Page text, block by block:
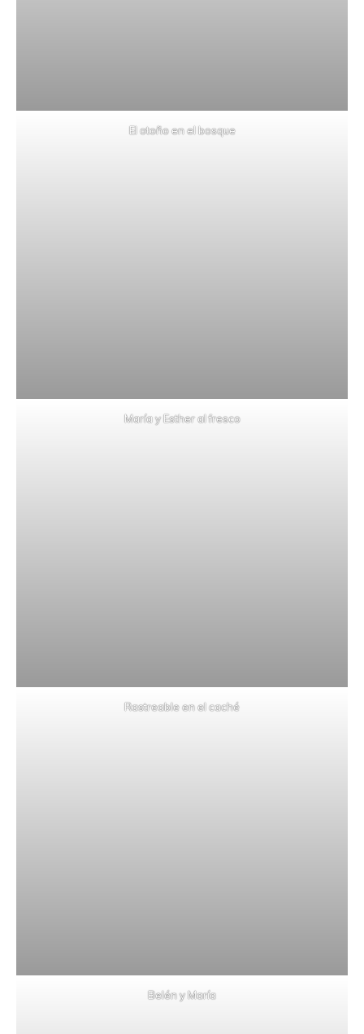
El otoño en el bosque
María y Esther al fresco
Rastreable en el caché
Belén y María